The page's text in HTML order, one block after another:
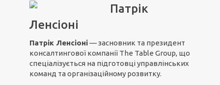
Патрік
Ленсіоні
Патрік Ленсіоні— засновник та президент
консалтингової компанії The Table Group, що
спеціалізується на підготовці управлінських
команд та організаційному розвитку.